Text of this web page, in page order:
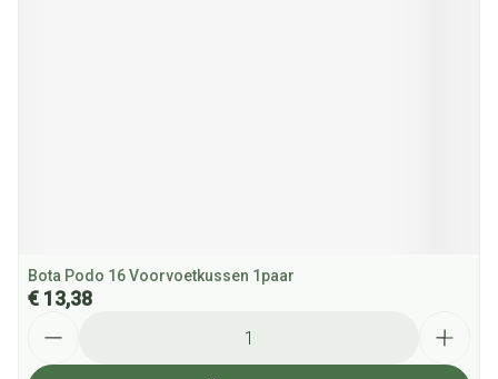
Bota Podo 16 Voorvoetkussen 1paar
€ 13,38